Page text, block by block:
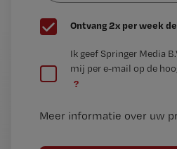
G
e
t
Ontvang 2x per week
e
t
Ik geef Springer Media
mij per e-mail op de
?
Meer informatie over uw